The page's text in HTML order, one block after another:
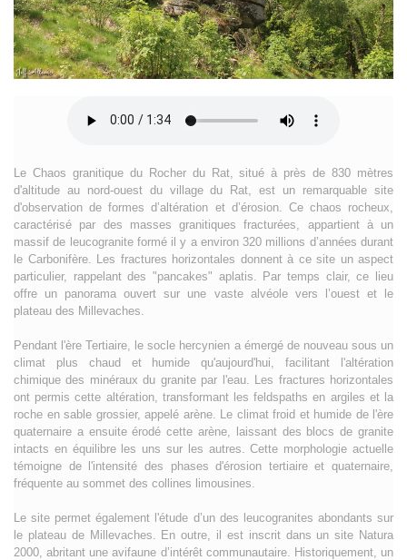
Le Chaos granitique du Rocher du Rat, situé à près de 830 mètres
d'altitude au nord-ouest du village du Rat, est un remarquable site
d'observation de formes d’altération et d’érosion. Ce chaos rocheux,
caractérisé par des masses granitiques fracturées, appartient à un
massif de leucogranite formé il y a environ 320 millions d’années durant
le Carbonifère. Les fractures horizontales donnent à ce site un aspect
particulier, rappelant des "pancakes" aplatis. Par temps clair, ce lieu
offre un panorama ouvert sur une vaste alvéole vers l’ouest et le
plateau des Millevaches.
Pendant l'ère Tertiaire, le socle hercynien a émergé de nouveau sous un
climat plus chaud et humide qu'aujourd'hui, facilitant l'altération
chimique des minéraux du granite par l'eau. Les fractures horizontales
ont permis cette altération, transformant les feldspaths en argiles et la
roche en sable grossier, appelé arène. Le climat froid et humide de l'ère
quaternaire a ensuite érodé cette arène, laissant des blocs de granite
intacts en équilibre les uns sur les autres. Cette morphologie actuelle
témoigne de l'intensité des phases d'érosion tertiaire et quaternaire,
fréquente au sommet des collines limousines.
Le site permet également l'étude d’un des leucogranites abondants sur
le plateau de Millevaches. En outre, il est inscrit dans un site Natura
2000, abritant une avifaune d’intérêt communautaire. Historiquement, un